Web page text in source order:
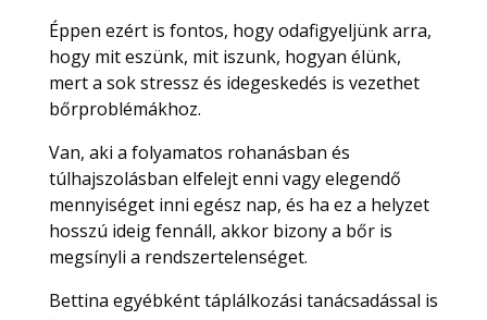
Éppen ezért is fontos, hogy odafigyeljünk arra,
hogy mit eszünk, mit iszunk, hogyan élünk,
mert a sok stressz és idegeskedés is vezethet
bőrproblémákhoz.
Van, aki a folyamatos rohanásban és
túlhajszolásban elfelejt enni vagy elegendő
mennyiséget inni egész nap, és ha ez a helyzet
hosszú ideig fennáll, akkor bizony a bőr is
megsínyli a rendszertelenséget.
Bettina egyébként táplálkozási tanácsadással is